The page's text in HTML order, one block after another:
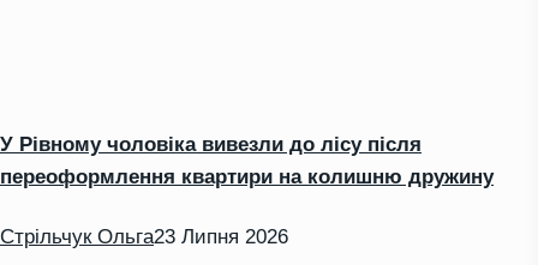
У Рівному чоловіка вивезли до лісу після
переоформлення квартири на колишню дружину
Стрільчук Ольга23 Липня 2026